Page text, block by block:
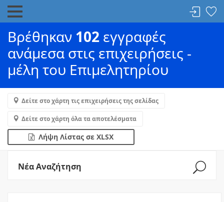
Βρέθηκαν 102 εγγραφές
ανάμεσα στις επιχειρήσεις -
μέλη του Επιμελητηρίου
Δείτε στο χάρτη τις επιχειρήσεις της σελίδας
Δείτε στο χάρτη όλα τα αποτελέσματα
Λήψη Λίστας σε XLSX
Νέα Αναζήτηση